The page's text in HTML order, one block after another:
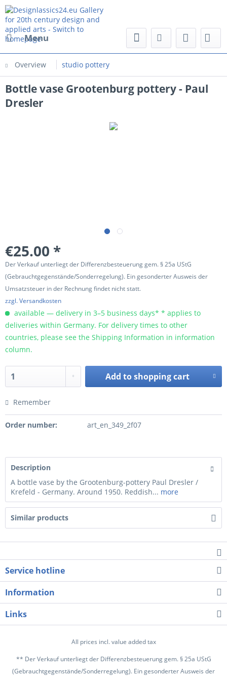
Menu
Overview studio pottery
Bottle vase Grootenburg pottery - Paul
Dresler
€25.00 *
Der Verkauf unterliegt der Differenzbesteuerung gem. § 25a UStG
(Gebrauchtgegenstände/Sonderregelung). Ein gesonderter Ausweis der
Umsatzsteuer in der Rechnung findet nicht statt.
zzgl. Versandkosten
available — delivery in 3–5 business days* * applies to
deliveries within Germany. For delivery times to other
countries, please see the Shipping Information in information
column.
Add toshopping cart
Remember
Order number: art_en_349_2f07
Description
A bottle vase by the Grootenburg-pottery Paul Dresler /
Krefeld - Germany. Around 1950. Reddish... more
Similar products
Service hotline
Information
Links
All prices incl. value added tax
** Der Verkauf unterliegt der Differenzbesteuerung gem. § 25a UStG
(Gebrauchtgegenstände/Sonderregelung). Ein gesonderter Ausweis der